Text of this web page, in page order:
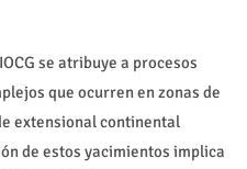
se atribuye a procesos
que ocurren en zonas de
extensional continental
de estos yacimientos implica